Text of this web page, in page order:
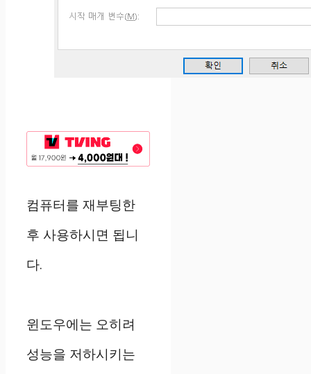
컴퓨터를 재부팅한
후 사용하시면 됩니
다.
윈도우에는 오히려
성능을 저하시키는